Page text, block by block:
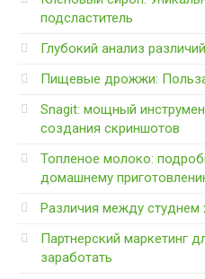
подсластитель
Глубокий анализ
Пищевые дрожжи:
Snagit: мощный
создания скриншотов
Топленое молоко:
домашнему
Различия между
Партнерский маркетинг
заработать